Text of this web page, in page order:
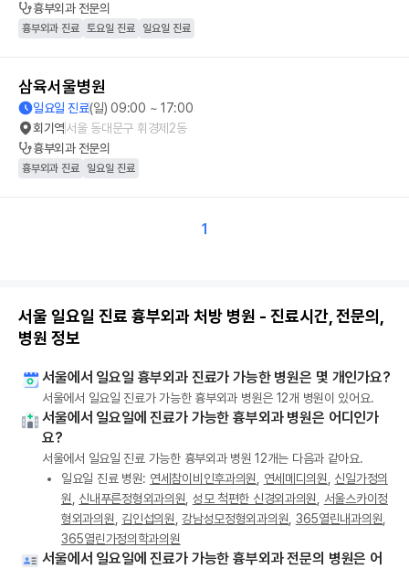
흉부외과전문의
흉부외과 진료 토요일 진료 일요일 진료
삼육서울병원
일요일 진료(일) 09:00 ~ 17:00
회기역서울 동대문구 휘경제2동
흉부외과전문의
흉부외과 진료 일요일 진료
1
서울 일요일 진료 흉부외과 처방 병원 - 진료시간, 전문의,
병원 정보
서울에서 일요일 흉부외과 진료가 가능한 병원은 몇 개인가요?
서울에서 일요일 진료가 가능한 흉부외과 병원은 12개 병원이 있어요.
서울에서 일요일에 진료가 가능한 흉부외과 병원은 어디인가
요?
서울에서 일요일 진료 가능한 흉부외과 병원 12개는 다음과 같아요.
일요일 진료 병원: 연세참이비인후과의원 연세메디의원
신일가정의
원
신내푸른정형외과의원 성모 척편한 신경외과의원
서울스카이정
형외과의원
김인섭의원 ,강남성모정형외과의원 365열린내과의원
365열린가정의학과의원
서울에서 일요일에 진료가 가능한 흉부외과 전문의 병원은 어